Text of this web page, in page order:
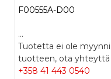
F00555A-D00
...
Tuotetta ei ole
tuotteen, ota yhteyttä
+358 41 443 0540